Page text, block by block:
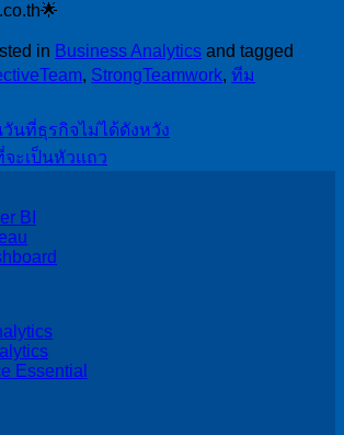
in Business Analytics and tagged
, StrongTeamwork, ทีม
นที่ธุรกิจไม่ได้ดังหวัง
ะเป็นหัวแถว
BI
Essential